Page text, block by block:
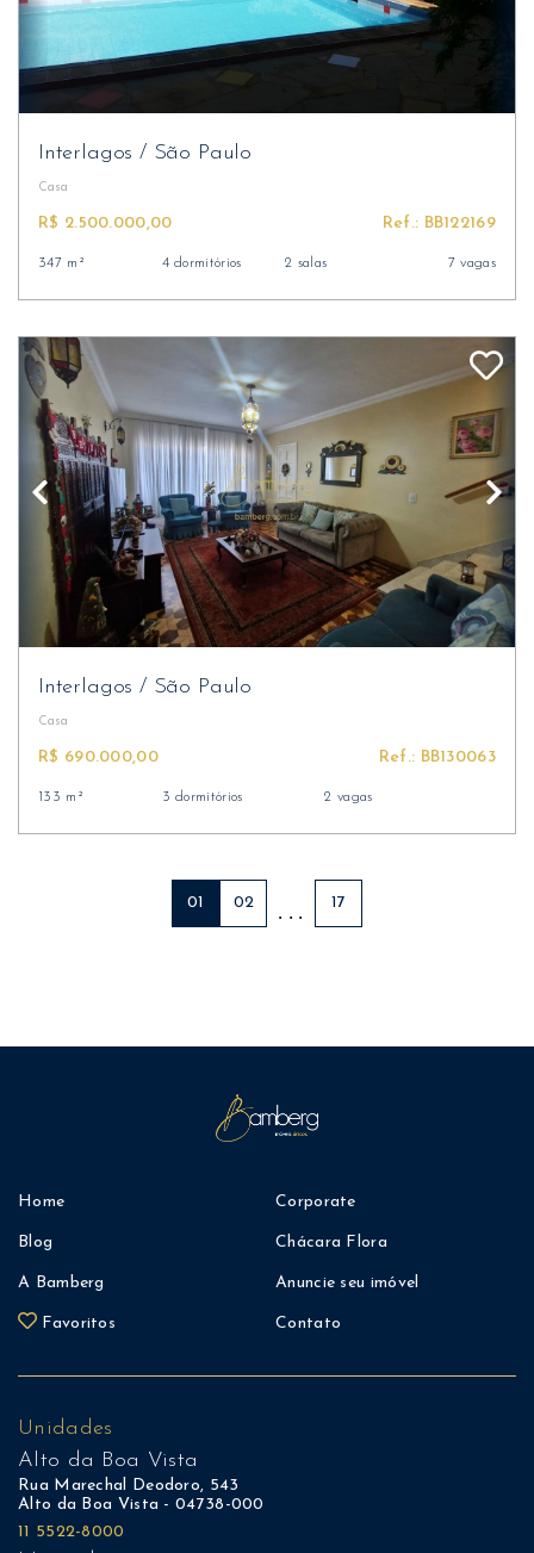
Interlagos/ São Paulo
Casa
R$ 2.500.000,00 Ref.: BB122169
347 m² 4 dormitórios 2 salas 7 vagas
Interlagos/ São Paulo
Casa
R$ 690.000,00 Ref.: BB130063
133 m² 3 dormitórios 2 vagas
01 02 . . . 17
Home
Blog
A Bamberg
Favoritos
Corporate
Chácara Flora
Anuncie seu imóvel
Contato
Unidades
Alto da Boa Vista
Rua Marechal Deodoro, 543
Alto da Boa Vista - 04738-000
11 5522-8000